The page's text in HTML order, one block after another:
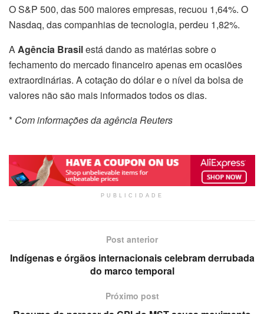
O S&P 500, das 500 maiores empresas, recuou 1,64%. O
Nasdaq, das companhias de tecnologia, perdeu 1,82%.
AAgência Brasilestá dando as matérias sobre o
fechamento do mercado financeiro apenas em ocasiões
extraordinárias. A cotação do dólar e o nível da bolsa de
valores não são mais informados todos os dias.
* Com informações da agência Reuters
PUBLICIDADE
Post anterior
Indígenas e órgãos internacionais celebram derrubada
do marco temporal
Próximo post